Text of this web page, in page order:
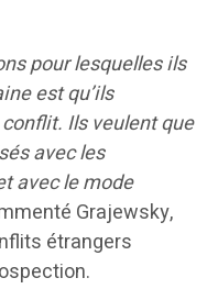
pour lesquelles ils
est qu’ils
Ils veulent que
avec les
avec le mode
Grajewsky,
étrangers